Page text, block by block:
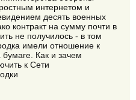
интернетом и
десять военных
контракт на сумму почти в
не получилось - в том
имели отношение к
Как и зачем
к Сети